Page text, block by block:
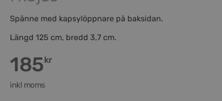
Spänne med kapsylöppnare på baksidan.
Längd 125 cm, bredd 3,7 cm.
185kr
inkl moms